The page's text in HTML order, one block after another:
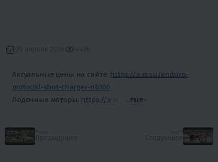
Актуальные цены на сайте: https://x-m.su/enduro-
motocikl-shot-charger-nb300
Лодочные моторы: https://x-m.su/vodnyy-transport/
...еще
Предыдущее Следующее